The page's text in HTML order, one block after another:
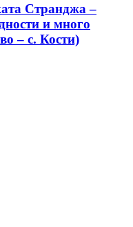
Странджа –
и много
– с. Кости)